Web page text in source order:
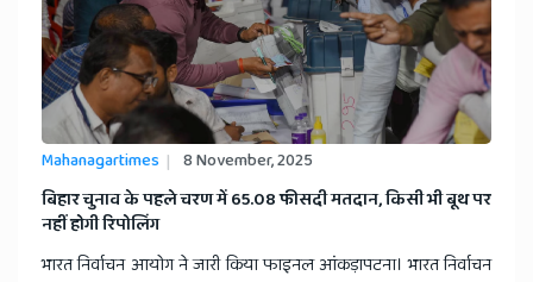
Mahanagartimes 8 November, 2025
बिहार चुनाव के पहले चरण में 65.08 फीसदी मतदान, किसी भी बूथ पर
नहीं होगी रिपोलिंग
भारत निर्वाचन आयोग ने जारी किया फाइनल आंकड़ापटना। भारत निर्वाचन